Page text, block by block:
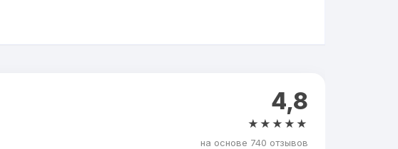
4,8
★★★★★
на основе 740 отзывов